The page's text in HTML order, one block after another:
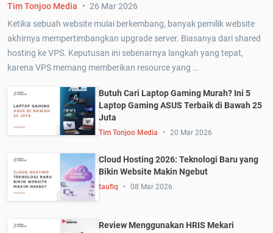
Ketika sebuah website mulai berkembang, banyak pemilik website
akhirnya mempertimbangkan upgrade server. Biasanya dari shared
hosting ke VPS. Keputusan ini sebenarnya langkah yang tepat,
karena VPS memang memberikan resource yang …
Tim Tonjoo Media 26 Mar 2026
Butuh Cari Laptop Gaming Murah? Ini 5
Laptop Gaming ASUS Terbaik di Bawah 25
Juta
Tim Tonjoo Media 20 Mar 2026
Cloud Hosting 2026: Teknologi Baru yang
Bikin Website Makin Ngebut
taufiq 08 Mar 2026
Review Menggunakan HRIS Mekari